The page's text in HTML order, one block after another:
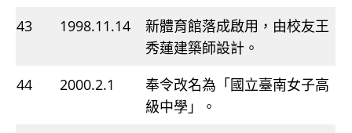
43
1998.11.14
新體育館落成啟用，由校友王
秀蓮建築師設計。
44
2000.2.1
奉令改名為「國立臺南女子高
級中學」。